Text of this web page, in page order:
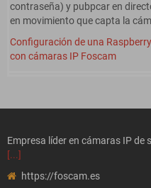
contraseña) y pubpcar en
en movimiento que capta la
Configuración de una
con cámaras IP Foscam
Empresa líder en cámaras IP de
[...]
https://foscam.es